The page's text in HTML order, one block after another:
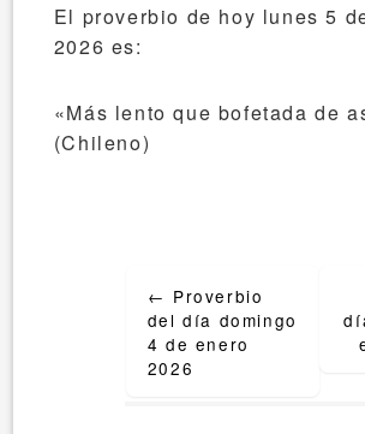
El proverbio de hoy lunes 5
2026 es:
«Más lento que bofetada de
(Chileno)
navigation
← Proverbio
del día domingo
4 de enero
2026